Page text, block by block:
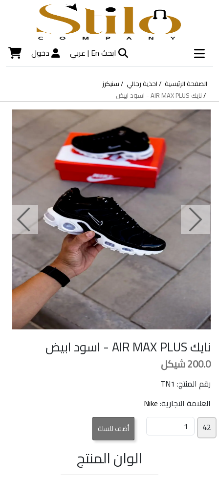
ابحثEn | عربي دخول
الصفحة الرئيسية احذية رجالي
سنيكرز
نايك AIR MAX PLUS - اسود ابيض
Previous
Next
نايك AIR MAX PLUS - اسود ابيض
200.0شيكل
رقم المنتج: TN1
العلامة التجارية:Nike
42
الوان المنتج